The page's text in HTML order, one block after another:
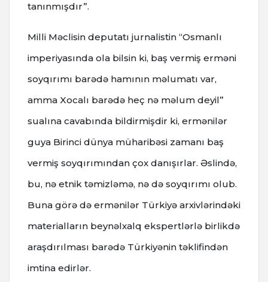
tanınmışdır”.
Milli Məclisin deputatı jurnalistin “Osmanlı
imperiyasında ola bilsin ki, baş vermiş erməni
soyqırımı barədə hamının məlumatı var,
amma Xocalı barədə heç nə məlum deyil”
sualına cavabında bildirmişdir ki, ermənilər
guya Birinci dünya müharibəsi zamanı baş
vermiş soyqırımından çox danışırlar. Əslində,
bu, nə etnik təmizləmə, nə də soyqırımı olub.
Buna görə də ermənilər Türkiyə arxivlərindəki
materialların beynəlxalq ekspertlərlə birlikdə
araşdırılması barədə Türkiyənin təklifindən
imtina edirlər.